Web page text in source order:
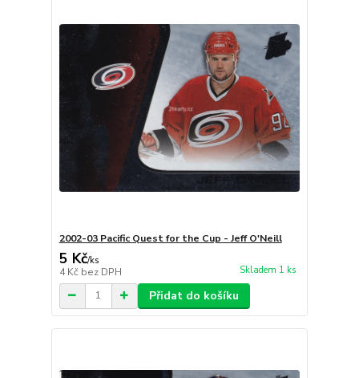
2002-03 Pacific Quest for the Cup - Jeff O'Neill
5 Kč/ks
4 Kč bez DPH Skladem 1 ks
Přidat do košíku